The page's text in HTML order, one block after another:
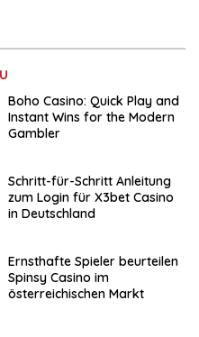
Boho Casino: Quick Play and
Instant Wins for the Modern
Gambler
Schritt-für-Schritt Anleitung
zum Login für X3bet Casino
in Deutschland
Ernsthafte Spieler beurteilen
Spinsy Casino im
österreichischen Markt